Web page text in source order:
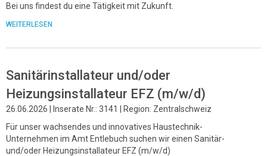
Bei uns findest du eine Tätigkeit mit Zukunft.
WEITERLESEN
Sanitärinstallateur und/oder
Heizungsinstallateur EFZ (m/w/d)
26.06.2026 | Inserate Nr.: 3141 | Region: Zentralschweiz
Für unser wachsendes und innovatives Haustechnik-
Unternehmen im Amt Entlebuch suchen wir einen Sanitär-
und/oder Heizungsinstallateur EFZ (m/w/d)